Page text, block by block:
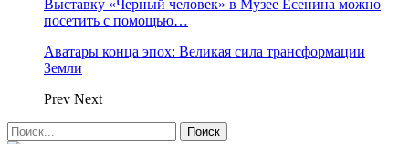
Выставку «Черный человек» в Музее Есенина можно
посетить с помощью…
Аватары конца эпох: Великая сила трансформации
Земли
Prev Next